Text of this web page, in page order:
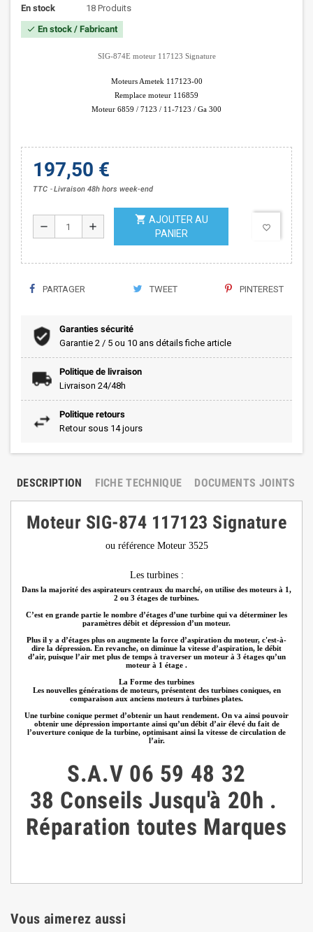
En stock
18 Produits
check En stock / Fabricant
SIG-874E moteur 117123 Signature
Moteurs Ametek 117123-00
Remplace moteur 116859
Moteur 6859 / 7123 / 11-7123 / Ga 300
197,50 €
TTC Livraison 48h hors week-end
remove add
shopping_cart AJOUTER AU
PANIER
favorite_border
PARTAGER TWEET PINTEREST
Garanties sécurité
Garantie 2 / 5 ou 10 ans détails fiche article
Politique de livraison
Livraison 24/48h
Politique retours
Retour sous 14 jours
DESCRIPTION FICHE TECHNIQUE DOCUMENTS JOINTS
Moteur SIG-874 117123 Signature
ou référence Moteur 3525
Les turbines :
Dans la majorité des aspirateurs centraux du marché, on utilise des moteurs à 1,
2 ou 3 étages de turbines.
C’est en grande partie le nombre d’étages d’une turbine qui va déterminer les
paramètres débit et dépression d’un moteur.
Plus il y a d’étages plus on augmente la force d’aspiration du moteur, c'est-à-
dire la dépression. En revanche, on diminue la vitesse d’aspiration, le débit
d’air, puisque l’air met plus de temps à traverser un moteur à 3 étages qu’un
moteur à 1 étage .
La Forme des turbines
Les nouvelles générations de moteurs, présentent des turbines coniques, en
comparaison aux anciens moteurs à turbines plates.
Une turbine conique permet d’obtenir un haut rendement. On va ainsi pouvoir
obtenir une dépression importante ainsi qu’un débit d’air élevé du fait de
l’ouverture conique de la turbine, optimisant ainsi la vitesse de circulation de
l’air.
S.A.V 06 59 48 32
38 ConseilsJusqu'à 20h .
Réparation toutes Marques
Vous aimerez aussi